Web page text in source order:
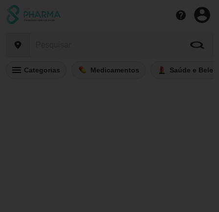
Categorias Medicamentos Saúde e